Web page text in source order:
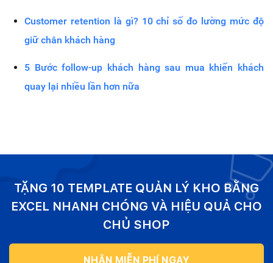
Customer retention là gì? 10 chỉ số đo lường mức độ
giữ chân khách hàng
5 Bước follow-up khách hàng sau mua khiến khách
quay lại nhiều lần hơn nữa
TẶNG 10 TEMPLATE QUẢN LÝ KHO BẰNG
EXCEL NHANH CHÓNG VÀ HIỆU QUẢ CHO
CHỦ SHOP
NHẬN MIỄN PHÍ NGAY